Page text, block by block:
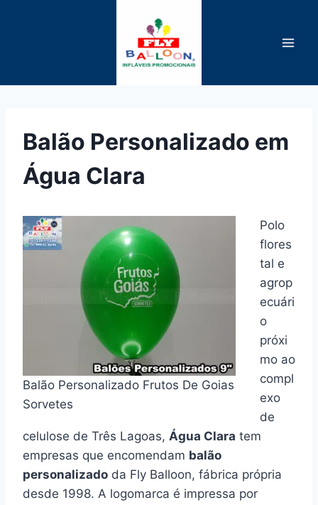
Balão Personalizado em
Água Clara
Balão Personalizado Frutos De Goias
Sorvetes
Polo
flores
tal e
agrop
ecuári
o
próxi
mo ao
compl
exo
de
celulose de Três Lagoas, Água Clara tem
empresas que encomendam balão
personalizado da Fly Balloon, fábrica própria
desde 1998. A logomarca é impressa por